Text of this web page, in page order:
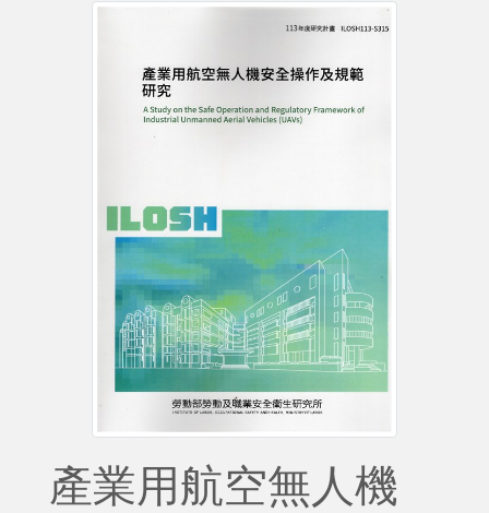
產業用航空無人機